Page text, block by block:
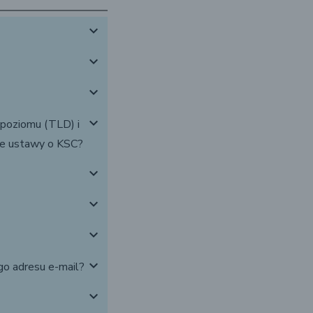
expand_more
expand_more
expand_more
(TLD) i
ustawy o KSC?
expand_more
expand_more
expand_more
expand_more
adresu e-mail? expand_more
expand_more